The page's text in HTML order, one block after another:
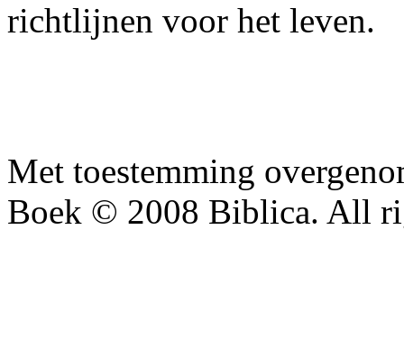
richtlijnen voor het leven.
Met toestemming
Boek © 2008 Biblica. All